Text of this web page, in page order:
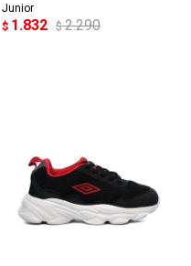
Junior
$ 1.832 $ 2.290